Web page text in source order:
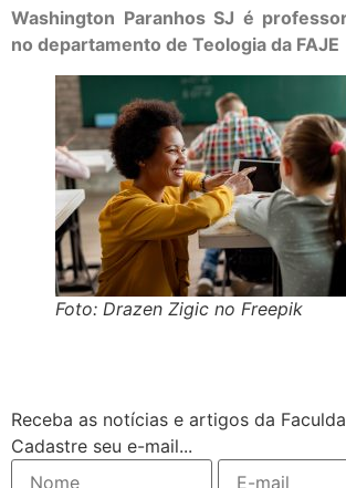
Washington Paranhos SJ é
no departamento de Teologia da FAJE
Foto: Drazen Zigic no Freepik
Receba as notícias e artigos da
Cadastre seu e-mail...